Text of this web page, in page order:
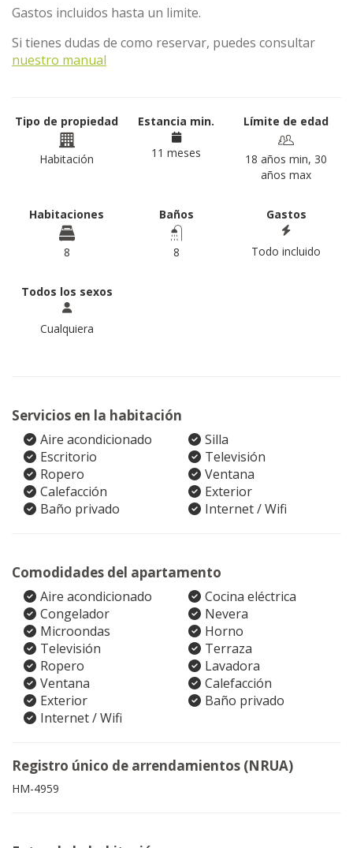
Gastos incluidos hasta un limite.
Si tienes dudas de como reservar, puedes consultar
nuestro manual
Tipo de propiedad
Habitación
Estancia min.
11 meses
Límite de edad
18 años min, 30
años max
Habitaciones
8
Baños
8
Gastos
Todo incluido
Todos los sexos
Cualquiera
Servicios en la habitación
Aire acondicionado
Silla
Escritorio
Televisión
Ropero
Ventana
Calefacción
Exterior
Baño privado
Internet / Wifi
Comodidades del apartamento
Aire acondicionado
Cocina eléctrica
Congelador
Nevera
Microondas
Horno
Televisión
Terraza
Ropero
Lavadora
Ventana
Calefacción
Exterior
Baño privado
Internet / Wifi
Registro único de arrendamientos (NRUA)
HM-4959